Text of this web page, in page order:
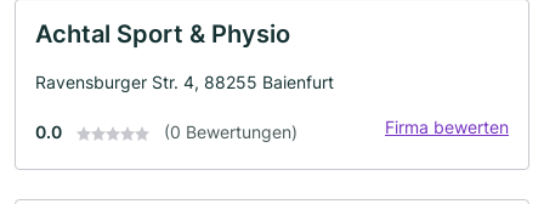
Achtal Sport & Physio
Ravensburger Str. 4, 88255 Baienfurt
0.0 (0 Bewertungen) Firma bewerten